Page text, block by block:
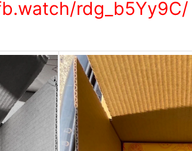
rdg_b5Yy9C/